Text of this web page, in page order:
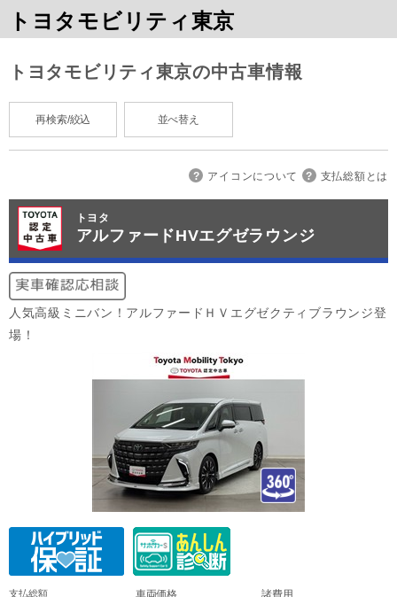
トヨタモビリティ東京
トヨタモビリティ東京の中古車情報
再検索/絞込 並べ替え
アイコンについて 支払総額とは
トヨタ
アルファードHVエグゼラウンジ
人気高級ミニバン！アルファードＨＶエグゼクティブラウンジ登
場！
支払総額 車両価格 諸費用